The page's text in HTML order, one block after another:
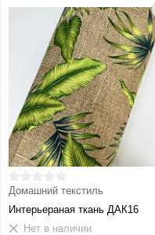
Домашний текстиль
Интерьераная ткань ДАК16
Нет в наличии